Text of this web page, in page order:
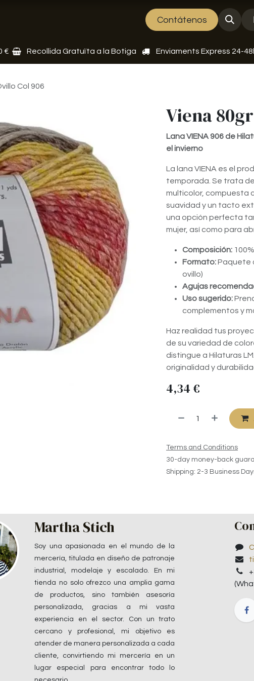
EsdevenimentsContátenos
€ Recollida Gratuïta a la Botiga Enviaments Express 24-
Col 906
Viena
Lana VIENA 906 de
el invierno
La lana VIENA es el
temporada. Se trata
multicolor, compuesta
suavidad y un tacto
una opción perfecta
mujer, así como para
Composición:
Formato:Paquete
ovillo)
Agujas
Uso sugerido:
complementos y
Haz realidad tus
de su variedad de
distingue a Hilaturas
originalidad y
4,34€
Terms and Conditions
30-day money-back
Shipping: 2-3 Business
Martha Stich
Soy una apasionada en el mundo de la
mercería, titulada en diseño de patronaje
industrial, modelaje y escalado. En mi
tienda no solo ofrezco una amplia gama
de productos, sino también asesoría
personalizada, gracias a mi vasta
experiencia en el sector. Con un trato
cercano y profesional, mi objetivo es
atender de manera personalizada a cada
cliente, convirtiendo mi mercería en un
lugar especial para encontrar todo lo